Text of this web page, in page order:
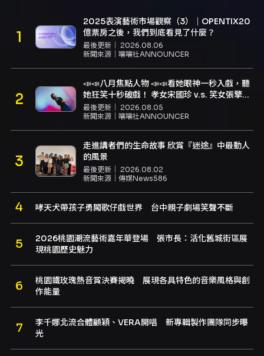
2025表演藝術市場觀察（3）｜OPENTIX20
億票房之後，我們到底看見了什麼？
最後更新｜ 2026.08.06
新聞來源｜ 嚷嚷社ANNOUNCER
📣📣八月焦點人物 📣📣看她眼神一秒入戲，聽
她狂笑十秒破戲！ 孝女宋國珍 v.s. 笑女張擎
佳：本是同根生，相約壓車別太急
最後更新｜ 2026.08.05
新聞來源｜ 嚷嚷社ANNOUNCER
走進講者們的生命故事 欣賞『迷途』中最動人
的風景
最後更新｜ 2026.08.02
新聞來源｜ 傳媒News586
哮天犬帶孩子勇闖歌仔戲世界 台中親子劇場笑聲不斷
2026桃園潮流藝術嘉年華登場 張市長：活化舊城街區展
現桃園歷史魅力
桃園鐵玫瑰熱音賞決賽揭曉 展現各具特色的音樂風格與創
作能量
李千娜北流合體顧穎、VERA開唱 新專輯製作團隊同步曝
光